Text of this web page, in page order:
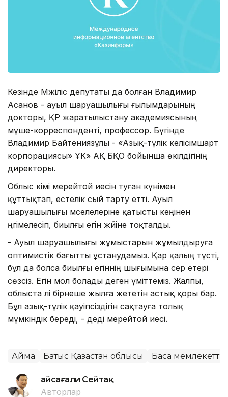
Кезінде Мәжіліс депутаты да болған Владимир
Асанов - ауыл шаруашылығы ғылымдарының
докторы, ҚР жаратылыстану академиясының
мүше-корреспонденті, профессор. Бүгінде
Владимир Байтениязұлы - «Азық-түлік келісімшарт
корпорациясы» ҰК» АҚ БҚО бойынша өкілдігінің
директоры.
Облыс әкімі мерейтой иесін туған күнімен
құттықтап, естелік сый тарту етті. Ауыл
шаруашылығы мәселелеріне қатысты кеңінен
әңгімелесіп, биылғы егін жәйіне тоқталды.
- Ауыл шаруашылығы жұмыстарын жұмылдыруға
оптимистік бағытты ұстанудамыз. Қар қалың түсті,
бұл да болса биылғы егіннің шығымына әсер етері
сөзсіз. Егін мол болады деген үміттеміз. Жалпы,
облыста әлі бірнеше жылға жететін астық қоры бар.
Бұл азық-түлік қауіпсіздігін сақтауға толық
мүмкіндік береді, - деді мерейтой иесі.
Аймақ Батыс Қазақстан облысы Басқа
Ғайсағали Сейтақ
Авторлар